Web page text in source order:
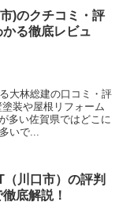
)のクチコミ・評
る徹底レビュ
大林総建の口コミ・評
装や屋根リフォーム
多い佐賀県ではどこに
いで...
川口市）の評判
底解説！